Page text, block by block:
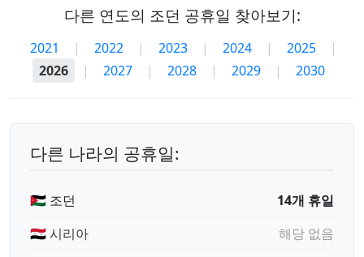
다른 연도의 조던 공휴일 찾아보기:
2021 | 2022 | 2023 | 2024 | 2025
|
2026
| 2027 | 2028 | 2029 | 2030
다른 나라의 공휴일:
🇯🇴 조던
14개 휴일
🇸🇾 시리아
해당 없음